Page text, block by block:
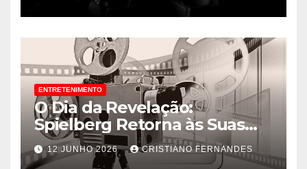
ENTRETENIMENTO
O Dia da Revelação:
Spielberg Retorna às Suas
Raízes e Já Fatura Alto nas
Bilheterias Globais
12 JUNHO 2026 CRISTIANO FERNANDES